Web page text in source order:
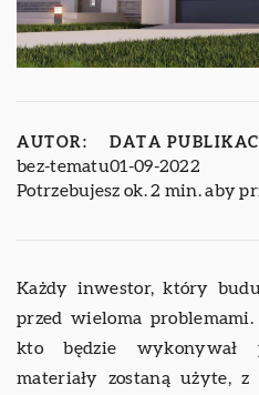
AUTOR:
bez-tematu
DATA
01-09-2022
Potrzebujesz ok. 2 min. aby
Każdy inwestor, który
przed wieloma
kto będzie wykonywał
materiały zostaną użyte, z